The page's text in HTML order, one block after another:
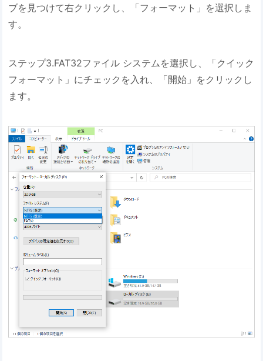
ブを見つけて右クリックし、「フォーマット」を選択しま
す。
ステップ3.FAT32ファイル システムを選択し、「クイック
フォーマット」にチェックを入れ、「開始」をクリックし
ます。